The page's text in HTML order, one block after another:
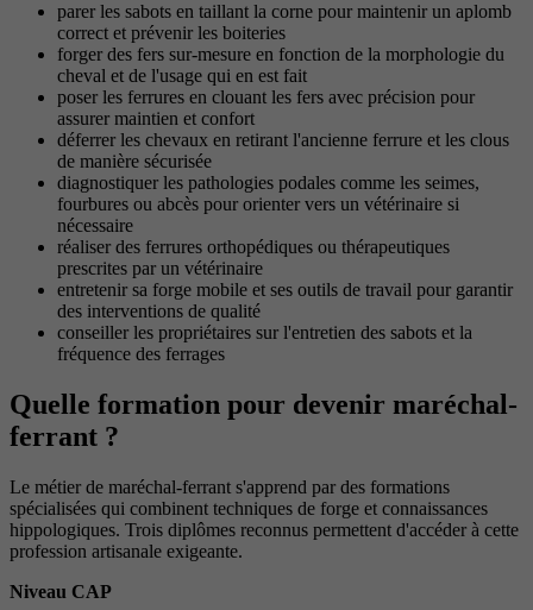
parer les sabots en taillant la corne pour maintenir un aplomb
correct et prévenir les boiteries
forger des fers sur-mesure en fonction de la morphologie du
cheval et de l'usage qui en est fait
poser les ferrures en clouant les fers avec précision pour
assurer maintien et confort
déferrer les chevaux en retirant l'ancienne ferrure et les clous
de manière sécurisée
diagnostiquer les pathologies podales comme les seimes,
fourbures ou abcès pour orienter vers un vétérinaire si
nécessaire
réaliser des ferrures orthopédiques ou thérapeutiques
prescrites par un vétérinaire
entretenir sa forge mobile et ses outils de travail pour garantir
des interventions de qualité
conseiller les propriétaires sur l'entretien des sabots et la
fréquence des ferrages
Quelle formation pour devenir maréchal-
ferrant ?
Le métier de maréchal-ferrant s'apprend par des formations
spécialisées qui combinent techniques de forge et connaissances
hippologiques. Trois diplômes reconnus permettent d'accéder à cette
profession artisanale exigeante.
Niveau CAP